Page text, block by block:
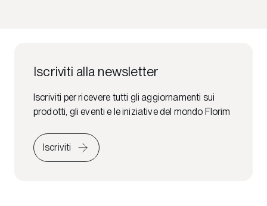
Iscriviti alla newsletter
Iscriviti per ricevere tutti gli aggiornamenti sui
prodotti, gli eventi e le iniziative del mondo Florim
Iscriviti